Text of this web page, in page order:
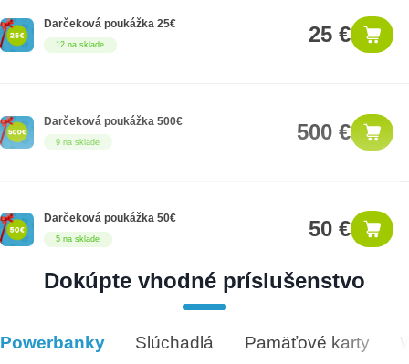
12 na sklade
Darčeková poukážka 25€ 25 €
9 na sklade
Darčeková poukážka 500€ 500 €
5 na sklade
Darčeková poukážka 50€ 50 €
14 na sklade
Dokúpte vhodné príslušenstvo
Vhodné príslušenstvo
Powerbanky Slúchadlá Pamäťové karty